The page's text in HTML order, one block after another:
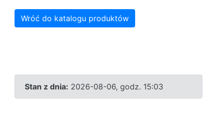
Wróć do katalogu produktów
Stan z dnia: 2026-08-06, godz. 15:03